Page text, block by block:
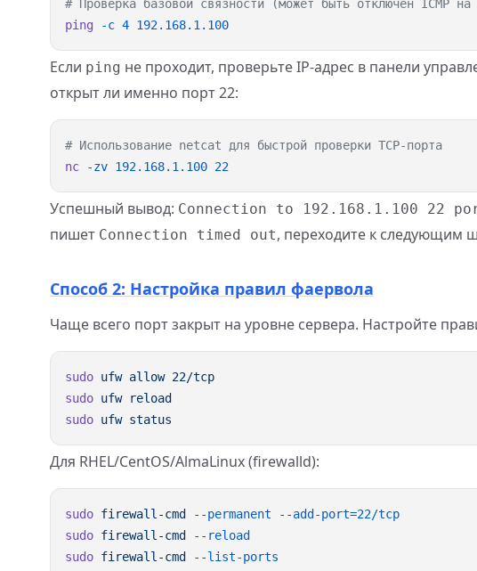
ping -c 4
Если ping не проходит, проверьте IP-адрес в панели
открыт ли именно порт 22:
nc -zv 192.168.1.100
Успешный вывод: Connection to 192.168.1.100 22
пишет Connection timed out, переходите к следующим
Способ 2: Настройка правил фаервола
Чаще всего порт закрыт на уровне сервера. Настройте
sudo ufw allow
sudo ufw
sudo ufw
Для RHEL/CentOS/AlmaLinux (firewalld):
sudo firewall-cmd --permanent
sudo firewall-cmd
sudo firewall-cmd